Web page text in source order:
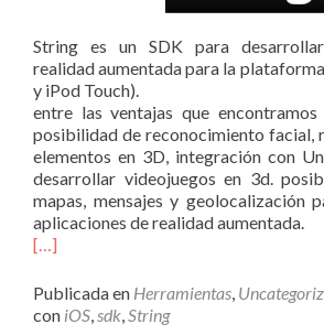
String es un SDK para
realidad aumentada para la
y iPod Touch).
entre las ventajas que
posibilidad de reconocimiento facial,
elementos en 3D, integración con
desarrollar videojuegos en 3d.
mapas, mensajes y geolocalización
aplicaciones de realidad aumentada.
[…]
Publicada en Herramientas,
con iOS,sdk,String